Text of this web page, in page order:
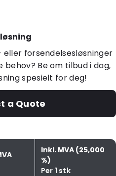
forsendelsesløsninger
Be om tilbud i dag,
spesielt for deg!
a Quote
Inkl. MVA (25,000
%)
Per 1 stk